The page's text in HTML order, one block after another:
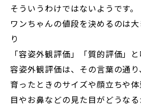
そういうわけではないようです。
ワンちゃんの値段を決めるのは
り
「容姿外観評価」「質的評価」と
容姿外観評価は、その言葉の通り
育ったときのサイズや顔立ちや体
目やお鼻などの見た目がどうなる